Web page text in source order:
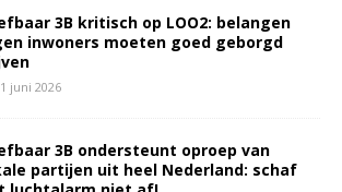
3B kritisch op LOO2: belangen
inwoners moeten goed geborgd
juni 2026
3B ondersteunt oproep van
partijen uit heel Nederland: schaf